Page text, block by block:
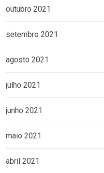
outubro 2021
setembro 2021
agosto 2021
julho 2021
junho 2021
maio 2021
abril 2021